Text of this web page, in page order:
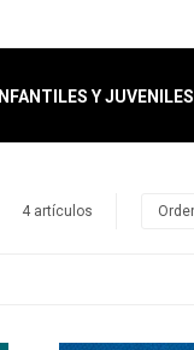
INFANTILES Y JUVENILES
4 artículos